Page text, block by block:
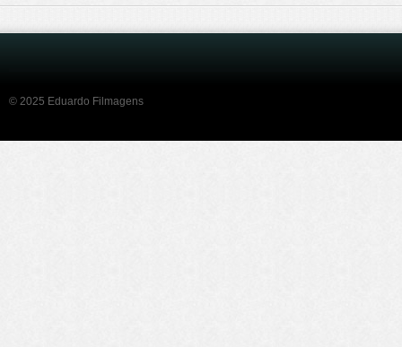
© 2025 Eduardo Filmagens